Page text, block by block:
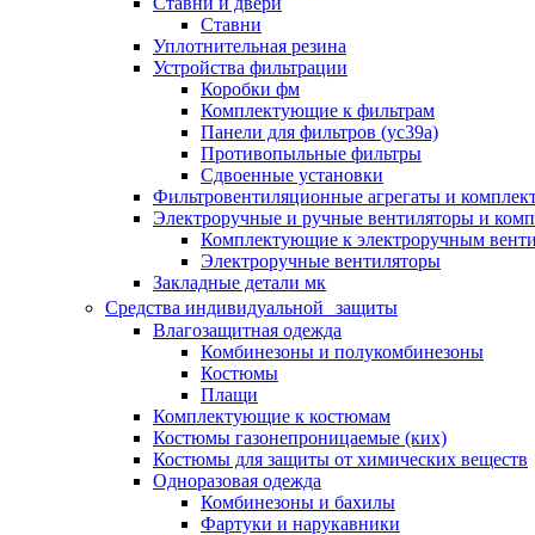
Ставни
Уплотнительная резина
Устройства фильтрации
Коробки фм
Комплектующие к фильтрам
Панели для фильтров (ус39а)
Противопыльные фильтры
Сдвоенные установки
Фильтровентиляционные агрегаты и
Электроручные и ручные вентиляторы и
Комплектующие к электроручным
Электроручные вентиляторы
Закладные детали мк
Средства индивидуальной защиты
Влагозащитная одежда
Комбинезоны и полукомбинезоны
Костюмы
Плащи
Комплектующие к костюмам
Костюмы газонепроницаемые (ких)
Костюмы для защиты от химических веществ
Одноразовая одежда
Комбинезоны и бахилы
Фартуки и нарукавники